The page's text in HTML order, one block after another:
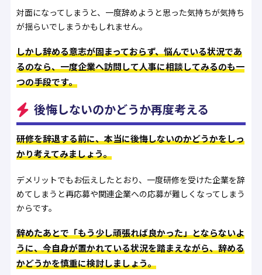
対面になってしまうと、一度辞めようと思った気持ちが気持ち
が揺らいでしまうかもしれません。
しかし辞める意志が固まっておらず、悩んでいる状況であ
るのなら、一度企業へ訪問して人事に相談してみるのも一
つの手段です。
後悔しないのかどうか再度考える
研修を辞退する前に、本当に後悔しないのかどうかをしっ
かり考えてみましょう。
デメリットでもお伝えしたとおり、一度研修を受けた企業を辞
めてしまうと再応募や関連企業への応募が難しくなってしまう
からです。
辞めたあとで「もう少し頑張れば良かった」とならないよ
うに、今自身が置かれている状況を踏まえながら、辞める
かどうかを慎重に検討しましょう。